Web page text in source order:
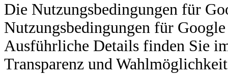
Die Nutzungsbedingungen für
Nutzungsbedingungen für
Ausführliche Details finden Sie
Transparenz und